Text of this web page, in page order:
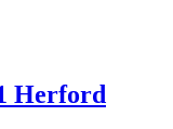
Herford